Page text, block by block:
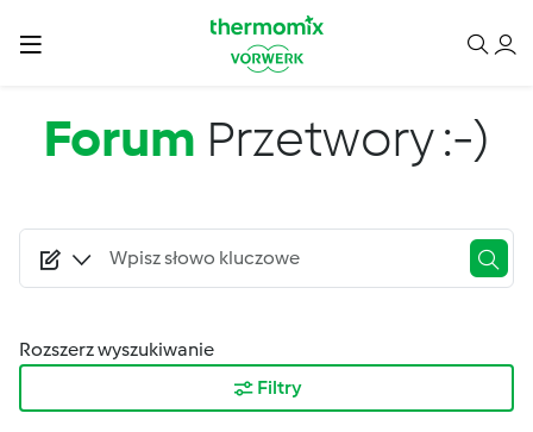
Forum Przetwory :-)
Rozszerz wyszukiwanie
Filtry